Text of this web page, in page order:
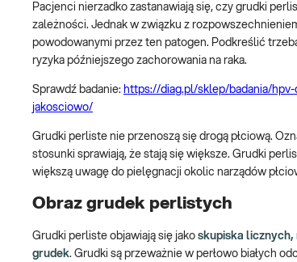
Pacjenci nierzadko zastanawiają się, czy grudki
zależności. Jednak w związku z
powodowanymi przez ten patogen. Podkreślić
ryzyka późniejszego zachorowania na raka.
Sprawdź badanie: https://diag.pl/sklep/badania/
jakosciowo/
Grudki perliste nie przenoszą się drogą płciową.
stosunki sprawiają, że stają się większe. Grudki
większą uwagę do pielęgnacji okolic narządów
Obraz grudek perlistych
Grudki perliste objawiają się jako skupiska licznych,
grudek. Grudki są przeważnie w perłowo białych